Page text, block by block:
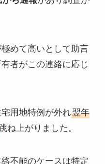
めて高いとして助言
者がこの連絡に応じ
用地特例が外れ翌年
ね上がりました。
不能のケースは特定